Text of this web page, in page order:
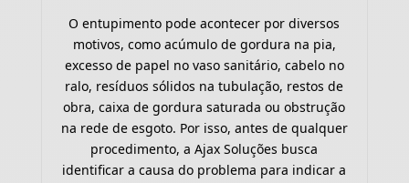
O entupimento pode acontecer por diversos
motivos, como acúmulo de gordura na pia,
excesso de papel no vaso sanitário, cabelo no
ralo, resíduos sólidos na tubulação, restos de
obra, caixa de gordura saturada ou obstrução
na rede de esgoto. Por isso, antes de qualquer
procedimento, a Ajax Soluções busca
identificar a causa do problema para indicar a